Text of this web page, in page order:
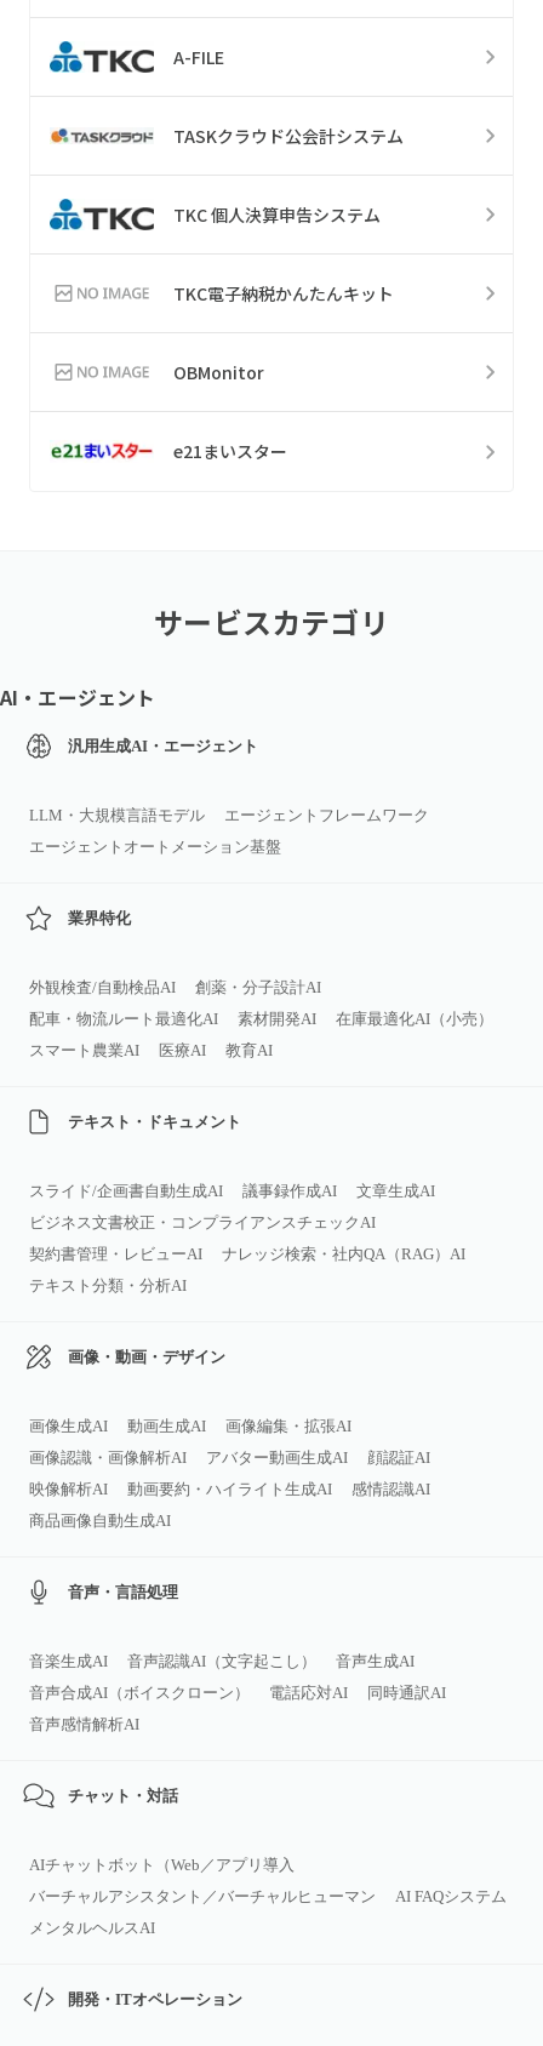
A-FILE
TASKクラウド公会計システム
TKC 個人決算申告システム
TKC電子納税かんたんキット
OBMonitor
e21まいスター
サービスカテゴリ
AI・エージェント
汎用生成AI・エージェント
LLM・大規模言語モデル
エージェントフレームワーク
エージェントオートメーション基盤
業界特化
外観検査/自動検品AI
創薬・分子設計AI
配車・物流ルート最適化AI
素材開発AI
在庫最適化AI（小売）
スマート農業AI
医療AI 教育AI
テキスト・ドキュメント
スライド/企画書自動生成AI 議事録作成AI
文章生成AI
ビジネス文書校正・コンプライアンスチェックAI
契約書管理・レビューAI
ナレッジ検索・社内QA（RAG）AI
テキスト分類・分析AI
画像・動画・デザイン
画像生成AI 動画生成AI
画像編集・拡張AI
画像認識・画像解析AI
アバター動画生成AI
顔認証AI
映像解析AI
動画要約・ハイライト生成AI
感情認識AI
商品画像自動生成AI
音声・言語処理
音楽生成AI 音声認識AI（文字起こし）
音声生成AI
音声合成AI（ボイスクローン）
電話応対AI
同時通訳AI
音声感情解析AI
チャット・対話
AIチャットボット（Web／アプリ導入
バーチャルアシスタント／バーチャルヒューマン
AI FAQシステム
メンタルヘルスAI
開発・ITオペレーション